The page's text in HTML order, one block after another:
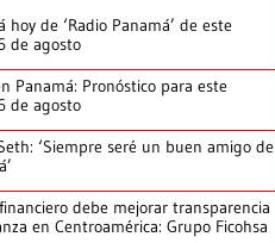
hoy de ‘Radio Panamá’ de este
de agosto
Panamá: Pronóstico para este
de agosto
‘Siempre seré un buen amigo de
debe mejorar transparencia
en Centroamérica: Grupo Ficohsa